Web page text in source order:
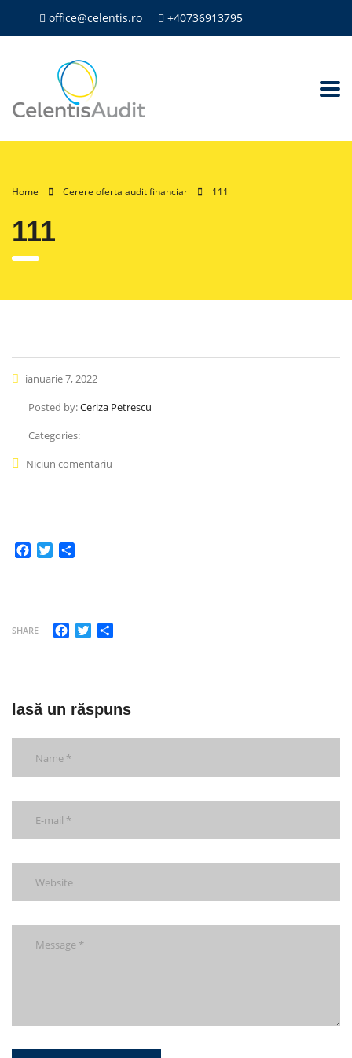
office@celentis.ro +40736913795
Home Cerere oferta audit financiar 111
111
ianuarie 7, 2022
Posted by:Ceriza Petrescu
Categories:
Niciun comentariu
Facebook
Twitter
SHARE Facebook
Twitter
lasă un răspuns